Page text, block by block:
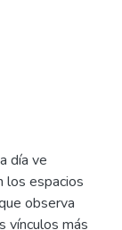
día ve
los espacios
observa
vínculos más